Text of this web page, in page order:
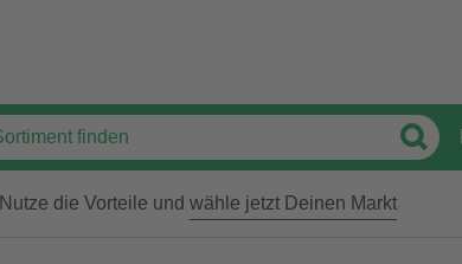
Nutze die Vorteile und wähle jetzt Deinen Markt